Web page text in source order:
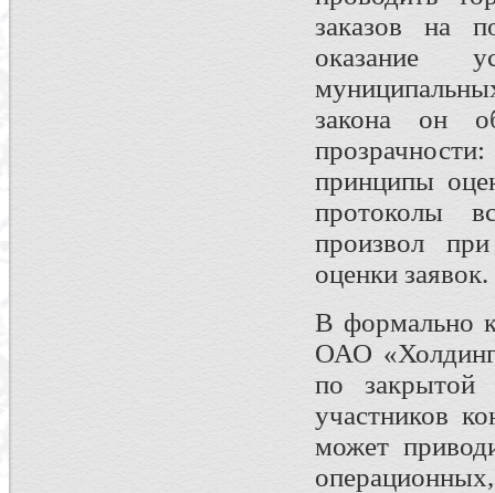
заказов на
оказание
закона он
принципы
протоколы
произвол
оценки заявок.
В формально
ОАО
по закрытой
участников
может